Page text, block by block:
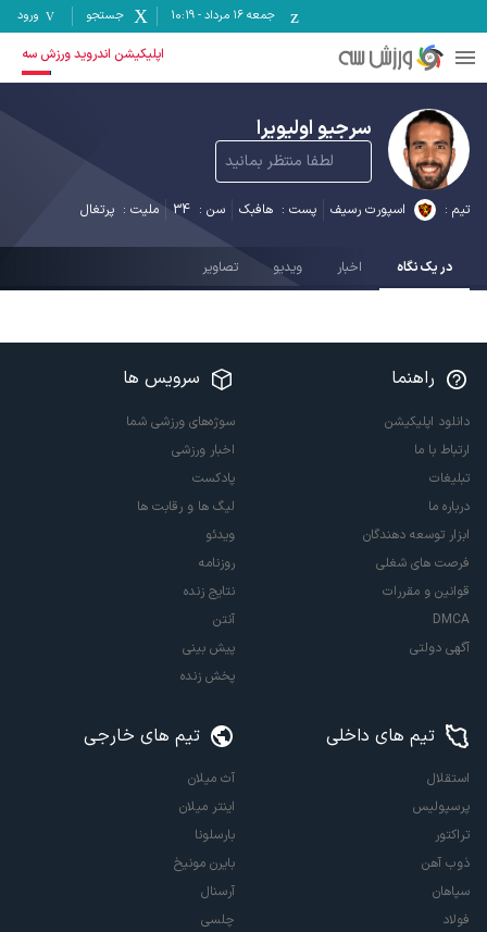
جمعه ۱۶ مرداد -
10:19 جستجو ورود
اپلیکیشن اندروید ورزش سه
سرجیو اولیویرا
لطفا منتظر بمانید
تیم : اسپورت رسیف پست : هافبک سن : 34 ملیت : پرتغال
در یک نگاه اخبار ویدیو تصاویر
راهنما
دانلود اپلیکیشن
ارتباط با ما
تبلیغات
درباره ما
ابزار توسعه دهندگان
فرصت های شغلی
قوانین و مقررات
DMCA
آگهی دولتی
سرویس ها
سوژه‌های ورزشی شما
اخبار ورزشی
پادکست
لیگ ها و رقابت ها
ویدئو
روزنامه
نتایج زنده
آنتن
پیش بینی
پخش زنده
تیم های داخلی
استقلال
پرسپولیس
تراکتور
ذوب آهن
سپاهان
فولاد
تیم های خارجی
آث میلان
اینتر میلان
بارسلونا
بایرن مونیخ
آرسنال
چلسی